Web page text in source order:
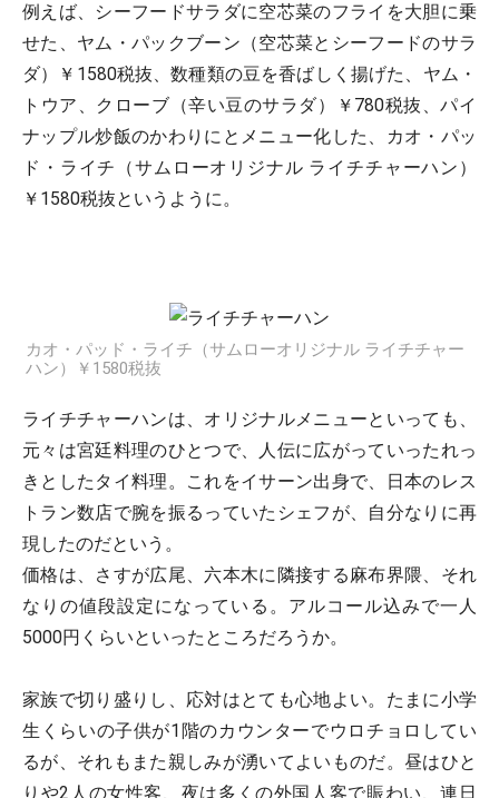
例えば、シーフードサラダに空芯菜のフライを大胆に乗
せた、ヤム・パックブーン（空芯菜とシーフードのサラ
ダ）￥1580税抜、数種類の豆を香ばしく揚げた、ヤム・
トウア、クローブ（辛い豆のサラダ）￥780税抜、パイ
ナップル炒飯のかわりにとメニュー化した、カオ・パッ
ド・ライチ（サムローオリジナル ライチチャーハン）
￥1580税抜というように。
カオ・パッド・ライチ（サムローオリジナル ライチチャー
ハン）￥1580税抜
ライチチャーハンは、オリジナルメニューといっても、
元々は宮廷料理のひとつで、人伝に広がっていったれっ
きとしたタイ料理。これをイサーン出身で、日本のレス
トラン数店で腕を振るっていたシェフが、自分なりに再
現したのだという。
価格は、さすが広尾、六本木に隣接する麻布界隈、それ
なりの値段設定になっている。アルコール込みで一人
5000円くらいといったところだろうか。
家族で切り盛りし、応対はとても心地よい。たまに小学
生くらいの子供が1階のカウンターでウロチョロしてい
るが、それもまた親しみが湧いてよいものだ。昼はひと
りや2人の女性客、夜は多くの外国人客で賑わい、連日